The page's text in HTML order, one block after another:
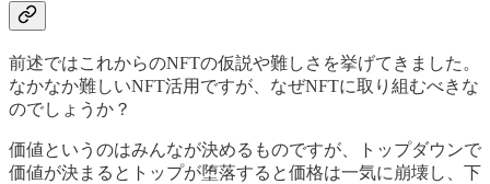
前述ではこれからのNFTの仮説や難しさを挙げてきました。
なかなか難しいNFT活用ですが、なぜNFTに取り組むべきな
のでしょうか？
価値というのはみんなが決めるものですが、トップダウンで
価値が決まるとトップが堕落すると価格は一気に崩壊し、下